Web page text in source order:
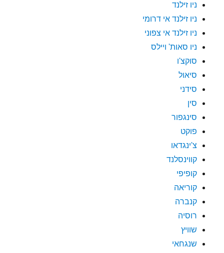
ניו זילנד
ניו זילנד אי דרומי
ניו זילנד אי צפוני
ניו סאות' ויילס
סוקצ'ו
סיאול
סידני
סין
סינגפור
פוקט
צ'ינגדאו
קווינסלנד
קופיפי
קוריאה
קנברה
רוסיה
שוויץ
שנגחאי